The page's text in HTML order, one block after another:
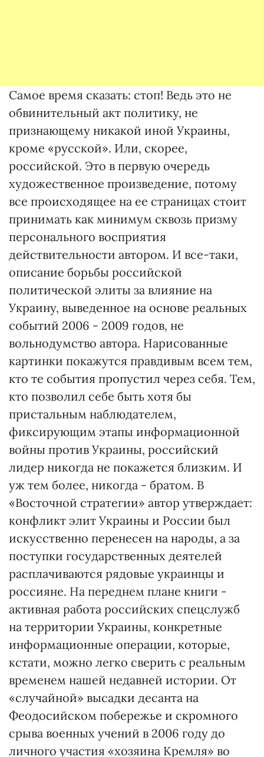
Самое время сказать: стоп! Ведь это не
обвинительный акт политику, не
признающему никакой иной Украины,
кроме «русской». Или, скорее,
российской. Это в первую очередь
художественное произведение, потому
все происходящее на ее страницах стоит
принимать как минимум сквозь призму
персонального восприятия
действительности автором. И все-таки,
описание борьбы российской
политической элиты за влияние на
Украину, выведенное на основе реальных
событий 2006 - 2009 годов, не
вольнодумство автора. Нарисованные
картинки покажутся правдивым всем тем,
кто те события пропустил через себя. Тем,
кто позволил себе быть хотя бы
пристальным наблюдателем,
фиксирующим этапы информационной
войны против Украины, российский
лидер никогда не покажется близким. И
уж тем более, никогда - братом. В
«Восточной стратегии» автор утверждает:
конфликт элит Украины и России был
искусственно перенесен на народы, а за
поступки государственных деятелей
расплачиваются рядовые украинцы и
россияне. На переднем плане книги -
активная работа российских спецслужб
на территории Украины, конкретные
информационные операции, которые,
кстати, можно легко сверить с реальным
временем нашей недавней истории. От
«случайной» высадки десанта на
Феодосийском побережье и скромного
срыва военных учений в 2006 году до
личного участия «хозяина Кремля» во